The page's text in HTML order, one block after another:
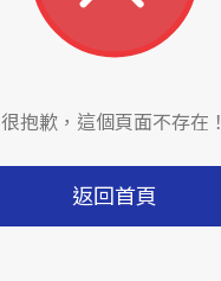
很抱歉，這個頁面不存在！
返回首頁